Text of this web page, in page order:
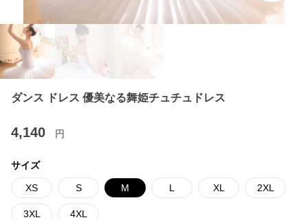
ダンス ドレス 優美なる舞姫チュチュドレス
4,140 円
サイズ
XS S M L XL 2XL
3XL 4XL